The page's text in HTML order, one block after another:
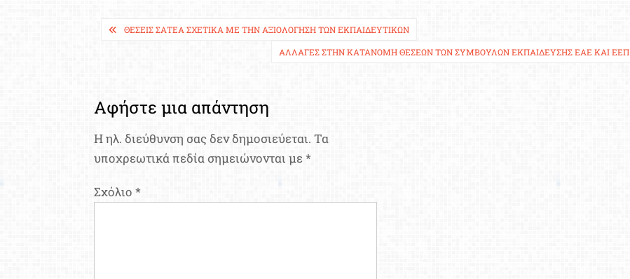
Πλοήγηση
ΘΈΣΕΙΣ ΣΑΤΕΑ ΣΧΕΤΙΚΆ ΜΕ ΤΗΝ ΑΞΙΟΛΌΓΗΣΗ ΤΩΝ ΕΚΠΑΙΔΕΥΤΙΚΏΝ
ΑΛΛΑΓΈΣ ΣΤΗΝ ΚΑΤΑΝΟΜΉ ΘΈΣΕΩΝ ΤΩΝ ΣΥΜΒΟΎΛΩΝ ΕΚΠΑΊΔΕΥΣΗΣ ΕΑΕ ΚΑΙ ΕΕΠ
Αφήστε μια απάντηση
Η ηλ. διεύθυνση σας δεν δημοσιεύεται. Τα
υποχρεωτικά πεδία σημειώνονται με*
Σχόλιο*